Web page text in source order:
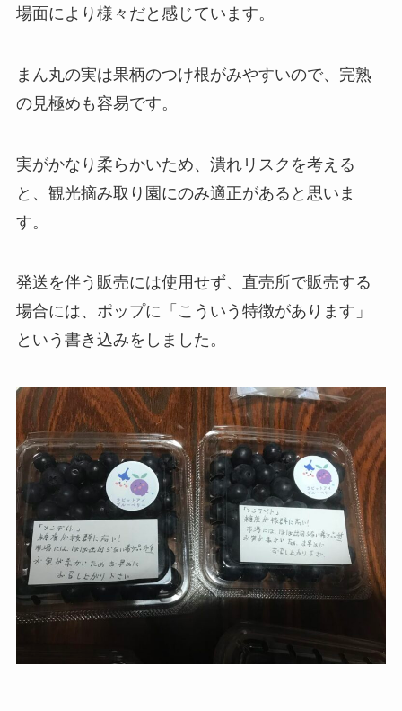
場面により様々だと感じています。
まん丸の実は果柄のつけ根がみやすいので、完熟
の見極めも容易です。
実がかなり柔らかいため、潰れリスクを考える
と、観光摘み取り園にのみ適正があると思いま
す。
発送を伴う販売には使用せず、直売所で販売する
場合には、ポップに「こういう特徴があります」
という書き込みをしました。